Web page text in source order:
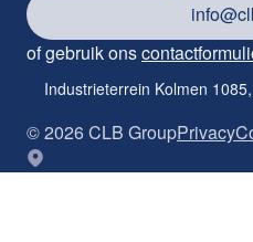
of gebruik ons
Industrieterrein Kolmen
©2026CLB GroupPrivacy